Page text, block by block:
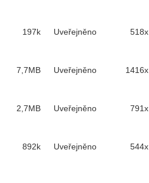
197k Uveřejněno 518x
7,7MB Uveřejněno 1416x
2,7MB Uveřejněno 791x
892k Uveřejněno 544x